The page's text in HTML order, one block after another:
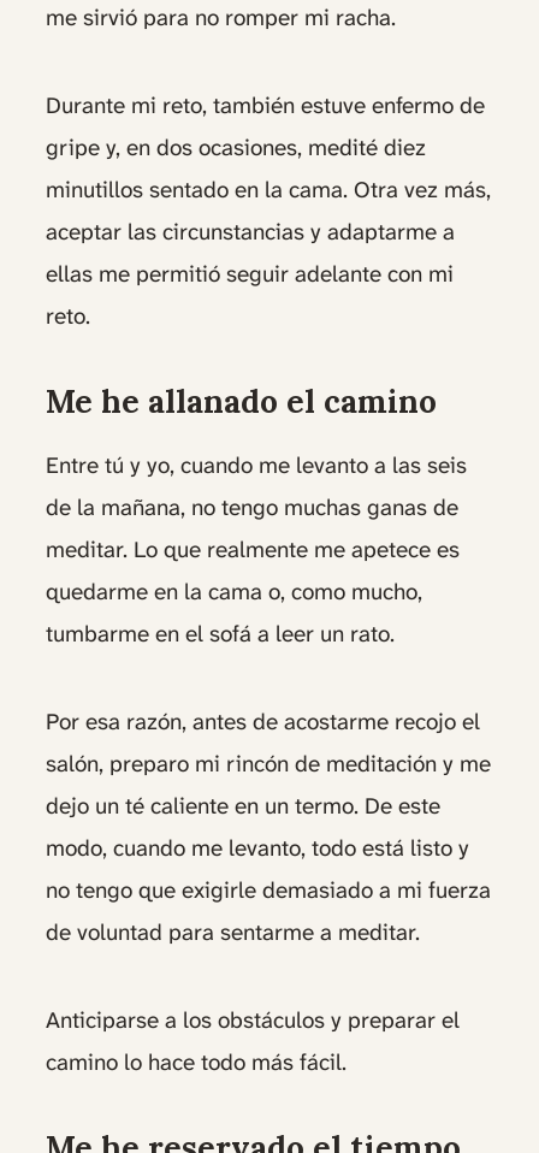
me sirvió para no romper mi racha.
Durante mi reto, también estuve enfermo de
gripe y, en dos ocasiones, medité diez
minutillos sentado en la cama. Otra vez más,
aceptar las circunstancias y adaptarme a
ellas me permitió seguir adelante con mi
reto.
Me he allanado el camino
Entre tú y yo, cuando me levanto a las seis
de la mañana, no tengo muchas ganas de
meditar. Lo que realmente me apetece es
quedarme en la cama o, como mucho,
tumbarme en el sofá a leer un rato.
Por esa razón, antes de acostarme recojo el
salón, preparo mi rincón de meditación y me
dejo un té caliente en un termo. De este
modo, cuando me levanto, todo está listo y
no tengo que exigirle demasiado a mi fuerza
de voluntad para sentarme a meditar.
Anticiparse a los obstáculos y preparar el
camino lo hace todo más fácil.